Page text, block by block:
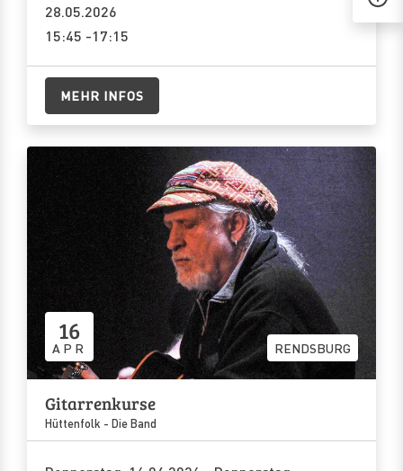
28.05.2026
15:45 -17:15
MEHR INFOS
16
APR RENDSBURG
Gitarrenkurse
Hüttenfolk - Die Band